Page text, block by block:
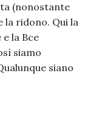
(nonostante
la ridono. Qui la
la Bce
siamo
siano